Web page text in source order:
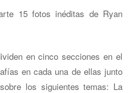
en cinco secciones en el
en cada una de ellas junto
los siguientes temas: La